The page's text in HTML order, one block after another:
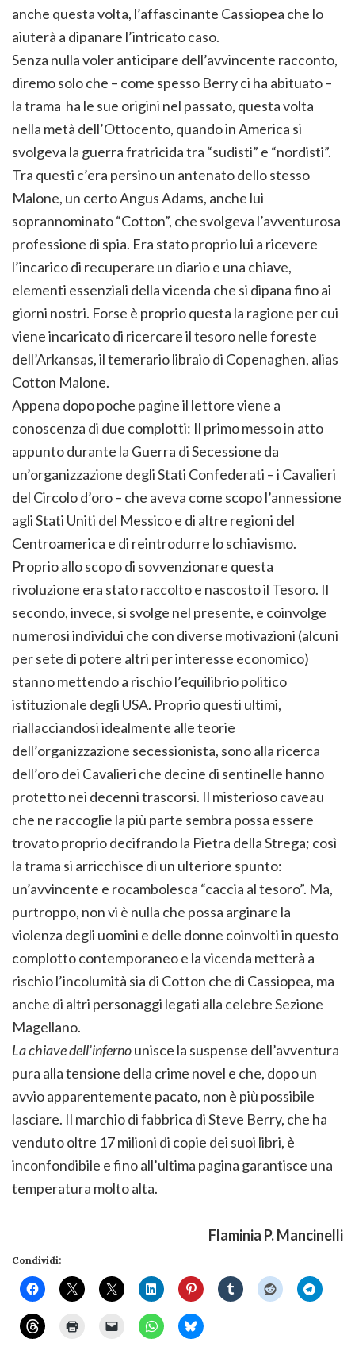
anche questa volta, l’affascinante Cassiopea che lo
aiuterà a dipanare l’intricato caso.
Senza nulla voler anticipare dell’avvincente racconto,
diremo solo che – come spesso Berry ci ha abituato –
la trama ha le sue origini nel passato, questa volta
nella metà dell’Ottocento, quando in America si
svolgeva la guerra fratricida tra “sudisti” e “nordisti”.
Tra questi c’era persino un antenato dello stesso
Malone, un certo Angus Adams, anche lui
soprannominato “Cotton”, che svolgeva l’avventurosa
professione di spia. Era stato proprio lui a ricevere
l’incarico di recuperare un diario e una chiave,
elementi essenziali della vicenda che si dipana fino ai
giorni nostri. Forse è proprio questa la ragione per cui
viene incaricato di ricercare il tesoro nelle foreste
dell’Arkansas, il temerario libraio di Copenaghen, alias
Cotton Malone.
Appena dopo poche pagine il lettore viene a
conoscenza di due complotti: Il primo messo in atto
appunto durante la Guerra di Secessione da
un’organizzazione degli Stati Confederati – i Cavalieri
del Circolo d’oro – che aveva come scopo l’annessione
agli Stati Uniti del Messico e di altre regioni del
Centroamerica e di reintrodurre lo schiavismo.
Proprio allo scopo di sovvenzionare questa
rivoluzione era stato raccolto e nascosto il Tesoro. Il
secondo, invece, si svolge nel presente, e coinvolge
numerosi individui che con diverse motivazioni (alcuni
per sete di potere altri per interesse economico)
stanno mettendo a rischio l’equilibrio politico
istituzionale degli USA. Proprio questi ultimi,
riallacciandosi idealmente alle teorie
dell’organizzazione secessionista, sono alla ricerca
dell’oro dei Cavalieri che decine di sentinelle hanno
protetto nei decenni trascorsi. Il misterioso caveau
che ne raccoglie la più parte sembra possa essere
trovato proprio decifrando la Pietra della Strega; così
la trama si arricchisce di un ulteriore spunto:
un’avvincente e rocambolesca “caccia al tesoro”. Ma,
purtroppo, non vi è nulla che possa arginare la
violenza degli uomini e delle donne coinvolti in questo
complotto contemporaneo e la vicenda metterà a
rischio l’incolumità sia di Cotton che di Cassiopea, ma
anche di altri personaggi legati alla celebre Sezione
Magellano.
La chiave dell’infernounisce la suspense dell’avventura
pura alla tensione della crime novel e che, dopo un
avvio apparentemente pacato, non è più possibile
lasciare. Il marchio di fabbrica di Steve Berry, che ha
venduto oltre 17 milioni di copie dei suoi libri, è
inconfondibile e fino all’ultima pagina garantisce una
temperatura molto alta.
Flaminia P. Mancinelli
Condividi: